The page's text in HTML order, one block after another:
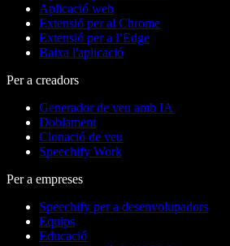
Aplicació web
Extensió per al Chrome
Extensió per a l’Edge
Baixa l'aplicació
Per a creadors
Generador de veu amb IA
Doblament
Clonació de veu
Speechify Work
Per a empreses
Speechify per a desenvolupadors
Equips
Educació